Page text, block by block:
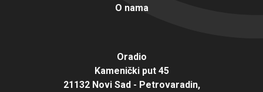
O nama
Oradio
Kamenički put 45
21132 Novi Sad - Petrovaradin,